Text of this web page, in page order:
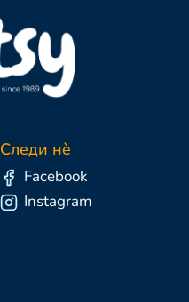
Следи нè
Facebook
Instagram